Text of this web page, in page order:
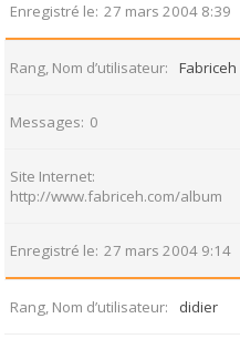
Enregistré le 27 mars 2004 8:39
Rang, Nom d’utilisateur Fabriceh
Messages 0
Site Internet
http://www.fabriceh.com/album
Enregistré le 27 mars 2004 9:14
Rang, Nom d’utilisateur didier